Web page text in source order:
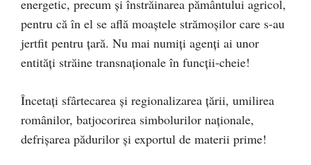
energetic, precum și înstrăinarea pământului agricol,
pentru că în el se află moaștele strămoșilor care s-au
jertfit pentru țară. Nu mai numiți agenți ai unor
entități străine transnaționale în funcții-cheie!
Încetați sfârtecarea și regionalizarea țării, umilirea
românilor, batjocorirea simbolurilor naționale,
defrișarea pădurilor și exportul de materii prime!